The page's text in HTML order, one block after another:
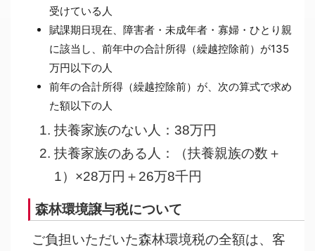
受けている人
賦課期日現在、障害者・未成年者・寡婦・ひとり親
に該当し、前年中の合計所得（繰越控除前）が135
万円以下の人
前年の合計所得（繰越控除前）が、次の算式で求め
た額以下の人
扶養家族のない人：38万円
扶養家族のある人：（扶養親族の数＋
1）×28万円＋26万8千円
森林環境譲与税について
ご負担いただいた森林環境税の全額は、客